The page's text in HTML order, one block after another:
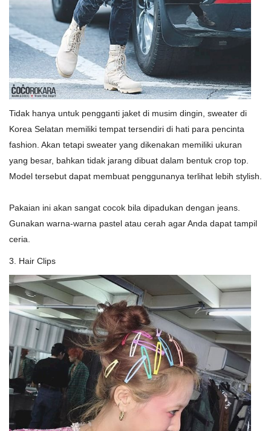
Tidak hanya untuk pengganti jaket di musim dingin, sweater di
Korea Selatan memiliki tempat tersendiri di hati para pencinta
fashion. Akan tetapi sweater yang dikenakan memiliki ukuran
yang besar, bahkan tidak jarang dibuat dalam bentuk crop top.
Model tersebut dapat membuat penggunanya terlihat lebih stylish.
Pakaian ini akan sangat cocok bila dipadukan dengan jeans.
Gunakan warna-warna pastel atau cerah agar Anda dapat tampil
ceria.
3. Hair Clips